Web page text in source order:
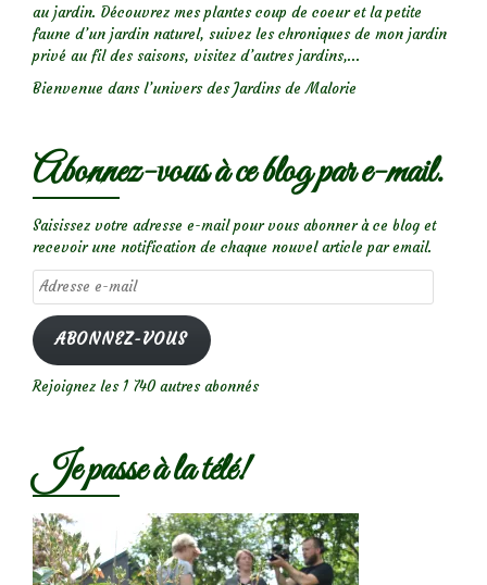
au jardin. Découvrez mes plantes coup de coeur et la petite
faune d’un jardin naturel, suivez les chroniques de mon jardin
privé au fil des saisons, visitez d’autres jardins,...
Bienvenue dans l’univers des Jardins de Malorie
Abonnez-vous à ce blog par e-mail.
Saisissez votre adresse e-mail pour vous abonner à ce blog et
recevoir une notification de chaque nouvel article par email.
Adresse
e-
mail
ABONNEZ-VOUS
Rejoignez les 1 740 autres abonnés
Je passe à la télé!